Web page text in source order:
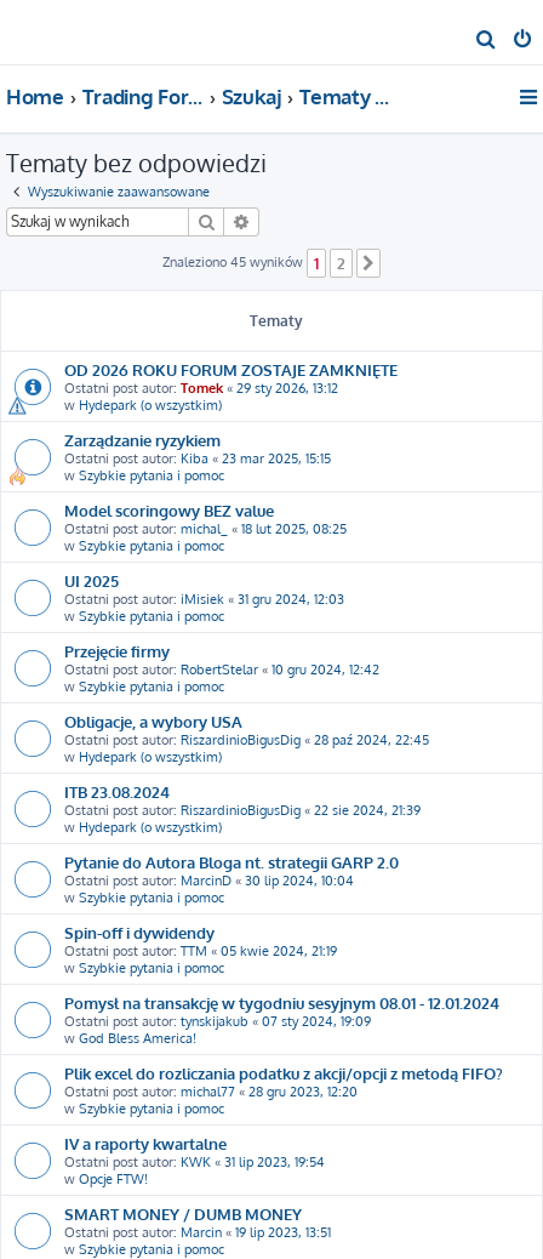
z
Home Trading For a Living Szukaj Tematy bez odpowiedzi
Tematy bez odpowiedzi
Wyszukiwanie zaawansowane
Szukaj
Znaleziono 45 wyników 1 2
Tematy
OD 2026 ROKU FORUM ZOSTAJE ZAMKNIĘTE
Ostatni post autor: Tomek « 29 sty 2026, 13:12
w Hydepark (o wszystkim)
Zarządzanie ryzykiem
Ostatni post autor: Kiba « 23 mar 2025, 15:15
w Szybkie pytania i pomoc
Model scoringowy BEZ value
Ostatni post autor: michal_ « 18 lut 2025, 08:25
w Szybkie pytania i pomoc
UI 2025
Ostatni post autor: iMisiek « 31 gru 2024, 12:03
w Szybkie pytania i pomoc
Przejęcie firmy
Ostatni post autor: RobertStelar « 10 gru 2024, 12:42
w Szybkie pytania i pomoc
Obligacje, a wybory USA
Ostatni post autor: RiszardinioBigusDig « 28 paź 2024, 22:45
w Hydepark (o wszystkim)
ITB 23.08.2024
Ostatni post autor: RiszardinioBigusDig « 22 sie 2024, 21:39
w Hydepark (o wszystkim)
Pytanie do Autora Bloga nt. strategii GARP 2.0
Ostatni post autor: MarcinD « 30 lip 2024, 10:04
w Szybkie pytania i pomoc
Spin-off i dywidendy
Ostatni post autor: TTM « 05 kwie 2024, 21:19
w Szybkie pytania i pomoc
Pomysł na transakcję w tygodniu sesyjnym 08.01 - 12.01.2024
Ostatni post autor: tynskijakub « 07 sty 2024, 19:09
w God Bless America!
Plik excel do rozliczania podatku z akcji/opcji z metodą FIFO?
Ostatni post autor: michal77 « 28 gru 2023, 12:20
w Szybkie pytania i pomoc
IV a raporty kwartalne
Ostatni post autor: KWK « 31 lip 2023, 19:54
w Opcje FTW!
SMART MONEY / DUMB MONEY
Ostatni post autor: Marcin « 19 lip 2023, 13:51
w Szybkie pytania i pomoc